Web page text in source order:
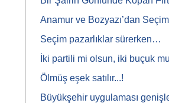
Anamur ve Bozyazı’dan
Seçim pazarlıklar sürerken…
İki partili mi olsun, iki buçuk
Ölmüş eşek satılır...!
Büyükşehir uygulaması